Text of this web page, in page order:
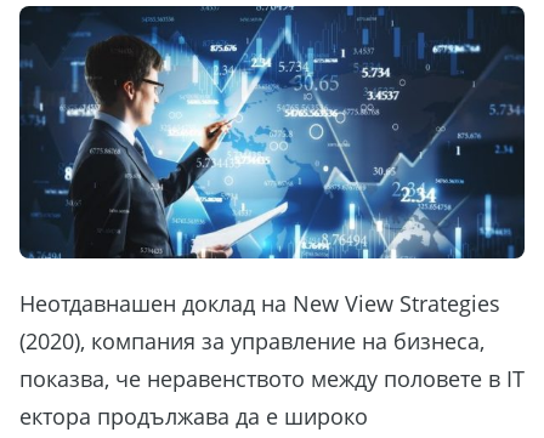
Неотдавнашен доклад на New View Strategies
(2020), компания за управление на бизнеса,
показва, че неравенството между половете в IT
ектора продължава да е широко